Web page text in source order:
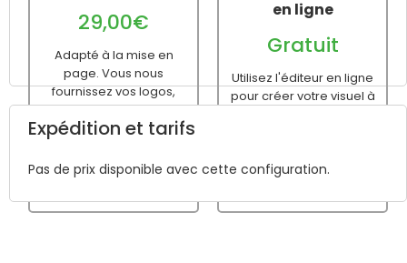
29,00€
Adapté à la mise en
page. Vous nous
fournissez vos logos,
textes, images... Nous
nous chargeons de la
d'impression.
en ligne
Gratuit
Utilisez l'éditeur en ligne
pour créer votre visuel à
commande.
Expédition et tarifs
Pas de prix disponible avec cette configuration.